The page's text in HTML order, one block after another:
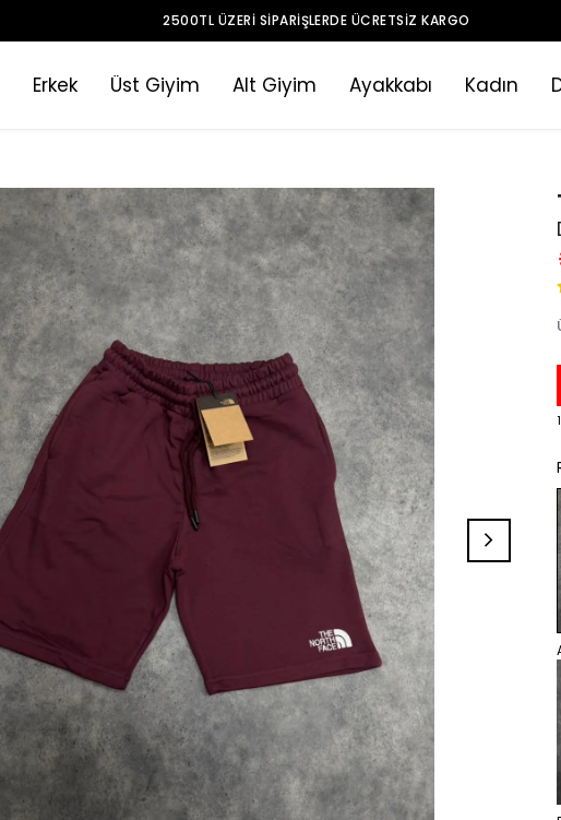
2500TL ÜZERI SIPARIŞLERDE ÜCRETSIZ KARGO
Erkek Üst Giyim Alt Giyim Ayakkabı Kadın